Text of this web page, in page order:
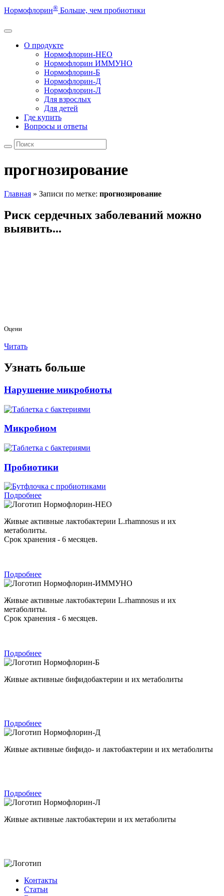
Нормофлорин® Больше, чем пробиотики
О продукте
Нормофлорин-НЕО
Нормофлорин ИММУНО
Нормофлорин-Б
Нормофлорин-Д
Нормофлорин-Л
Для взрослых
Для детей
Где купить
Вопросы и ответы
прогнозирование
Главная » Записи по метке: прогнозирование
Риск сердечных заболеваний можно
выявить...
Оцени
Читать
Узнать больше
Нарушение микробиоты
Микробиом
Пробиотики
Подробнее
Нормофлорин-НЕО
Живые активные лактобактерии L.rhamnosus и их
метаболиты.
Срок хранения - 6 месяцев.
Подробнее
Нормофлорин-ИММУНО
Живые активные лактобактерии L.rhamnosus и их
метаболиты.
Срок хранения - 6 месяцев.
Подробнее
Нормофлорин-Б
Живые активные бифидобактерии и их метаболиты
Подробнее
Нормофлорин-Д
Живые активные бифидо- и лактобактерии и их метаболиты
Подробнее
Нормофлорин-Л
Живые активные лактобактерии и их метаболиты
Контакты
Статьи